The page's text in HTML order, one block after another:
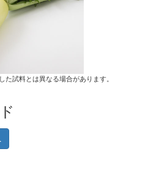
試料とは異なる場合があります。